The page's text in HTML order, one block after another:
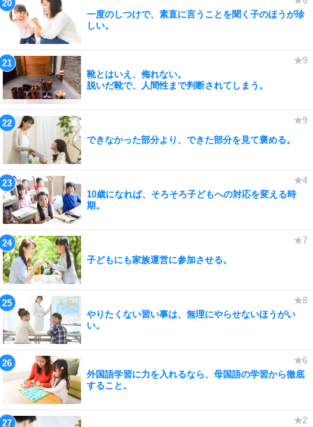
一度のしつけで、素直に言うことを聞く子のほうが珍
しい。
靴とはいえ、侮れない。
脱いだ靴で、人間性まで判断されてしまう。
できなかった部分より、できた部分を見て褒める。
10歳になれば、そろそろ子どもへの対応を変える時
期。
子どもにも家族運営に参加させる。
やりたくない習い事は、無理にやらせないほうがい
い。
外国語学習に力を入れるなら、母国語の学習から徹底
すること。